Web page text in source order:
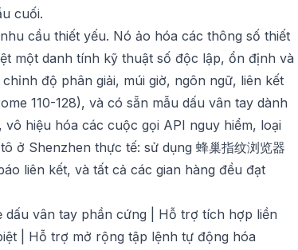
cuối.
cầu thiết yếu. Nó ảo hóa các thông số thiết
một danh tính kỹ thuật số độc lập, ổn định và
độ phân giải, múi giờ, ngôn ngữ, liên kết
110-128), và có sẵn mẫu dấu vân tay dành
hiệu hóa các cuộc gọi API nguy hiểm, loại
ở Shenzhen thực tế: sử dụng 蜂巢指纹浏览器
liên kết, và tất cả các gian hàng đều đạt
dấu vân tay phần cứng | Hỗ trợ tích hợp liền
| Hỗ trợ mở rộng tập lệnh tự động hóa